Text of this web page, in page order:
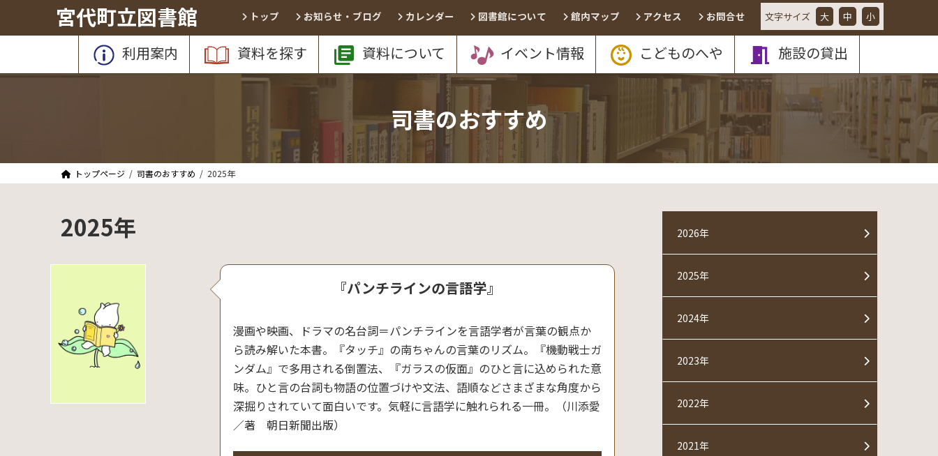
テ
ツ
ゲ
シ
宮代町立図書館 文字サイズ 大 中 小
トップ お知らせ・ブログ カレンダー 図書館について 館内マップ アクセス お問合せ
利用案内 資料を探す 資料について イベント情報 こどものへや 施設の貸出
司書のおすすめ
トップページ 司書のおすすめ 2025年
2025年
『パンチラインの言語学』
漫画や映画、ドラマの名台詞＝パンチラインを言語学者が言葉の観点か
ら読み解いた本書。『タッチ』の南ちゃんの言葉のリズム。『機動戦士ガ
ンダム』で多用される倒置法、『ガラスの仮面』のひと言に込められた意
味。ひと言の台詞も物語の位置づけや文法、語順などさまざまな角度から
深掘りされていて面白いです。気軽に言語学に触れられる一冊。（川添愛
／著 朝日新聞出版）
2026年
2025年
2024年
2023年
2022年
2021年